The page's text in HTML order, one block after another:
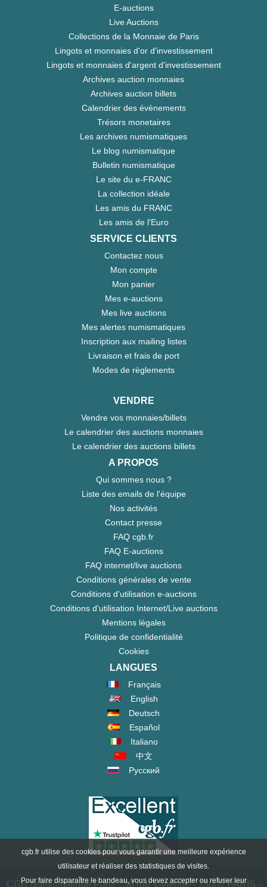
E-auctions
Live Auctions
Collections de la Monnaie de Paris
Lingots et monnaies d'or d'investissement
Lingots et monnaies d'argent d'investissement
Archives auction monnaies
Archives auction billets
Calendrier des évènements
Trésors monetaires
Les archives numismatiques
Le blog numismatique
Bulletin numismatique
Le site du e-FRANC
La collection idéale
Les amis du FRANC
Les amis de l'Euro
SERVICE CLIENTS
Contactez nous
Mon compte
Mon panier
Mes e-auctions
Mes live auctions
Mes alertes numismatiques
Inscription aux mailing listes
Livraison et frais de port
Modes de règlements
VENDRE
Vendre vos monnaies/billets
Le calendrier des auctions monnaies
Le calendrier des auctions billets
A PROPOS
Qui sommes nous ?
Liste des emails de l'équipe
Nos activités
Contact presse
FAQ cgb.fr
FAQ E-auctions
FAQ internet/live auctions
Conditions générales de vente
Conditions d'utilisation e-auctions
Conditions d'utilisation Internet/Live auctions
Mentions légales
Politique de confidentialité
Cookies
LANGUES
Français
English
Deutsch
Español
Italiano
中文
Русский
CGB Numismatique Paris - 36 rue Vivienne - 75002 PARIS -
cgb.fr utilise des cookies pour vous garantir une meilleure expérience
utilisateur et réaliser des statistiques de visites.
Pour faire disparaître le bandeau, vous devez accepter ou refuser leur